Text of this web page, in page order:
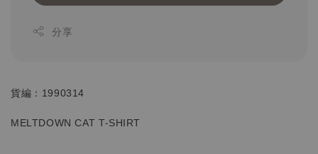
分享
貨編：1990314
MELTDOWN CAT T-SHIRT